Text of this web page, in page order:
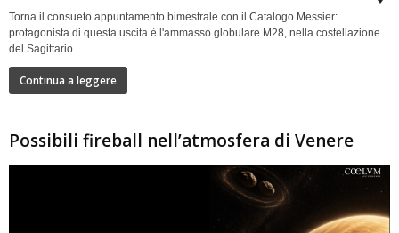
Torna il consueto appuntamento bimestrale con il Catalogo Messier:
protagonista di questa uscita è l'ammasso globulare M28, nella costellazione
del Sagittario.
Continua a leggere
Possibili fireball nell’atmosfera di Venere